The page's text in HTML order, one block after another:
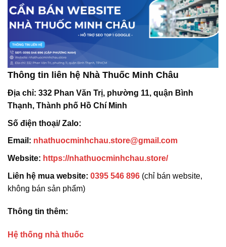
Thông tin liên hệ Nhà Thuốc Minh Châu
Địa chỉ: 332 Phan Văn Trị, phường 11, quận Bình
Thạnh, Thành phố Hồ Chí Minh
Số điện thoại/ Zalo:
Email: nhathuocminhchau.store@gmail.com
Website: https://nhathuocminhchau.store/
Liên hệ mua website: 0395 546 896 (chỉ bán website,
không bán sản phẩm)
Thông tin thêm:
Hệ thống nhà thuốc